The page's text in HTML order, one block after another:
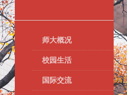
师大概况
校园生活
国际交流